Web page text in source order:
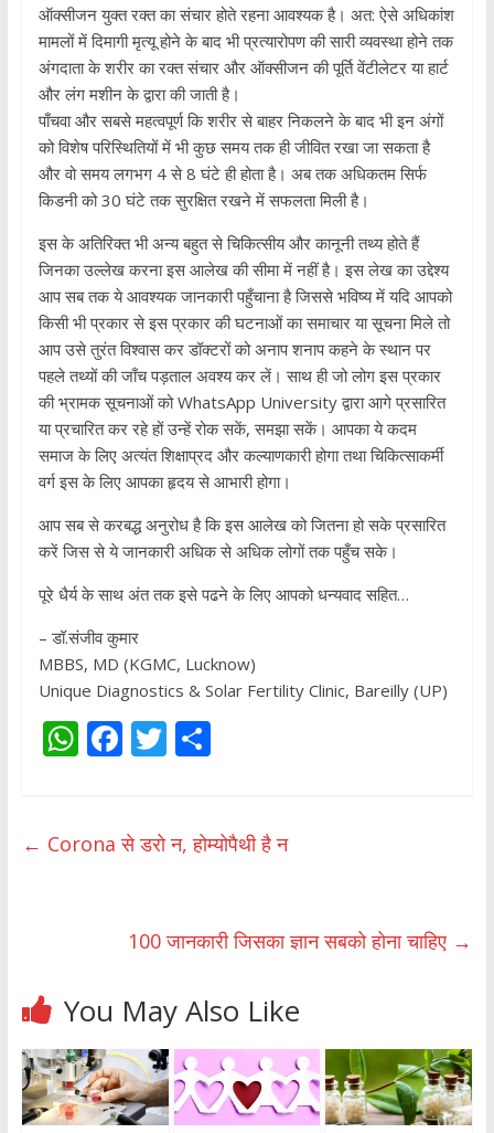
ऑक्सीजन युक्त रक्त का संचार होते रहना आवश्यक है। अत: ऐसे अधिकांश
मामलों में दिमागी मृत्यू होने के बाद भी प्रत्यारोपण की सारी व्यवस्था होने तक
अंगदाता के शरीर का रक्त संचार और ऑक्सीजन की पूर्ति वेंटीलेटर या हार्ट
और लंग मशीन के द्वारा की जाती है।
पाँचवा और सबसे महत्वपूर्ण कि शरीर से बाहर निकलने के बाद भी इन अंगों
को विशेष परिस्थितियों में भी कुछ समय तक ही जीवित रखा जा सकता है
और वो समय लगभग 4 से 8 घंटे ही होता है। अब तक अधिकतम सिर्फ
किडनी को 30 घंटे तक सुरक्षित रखने में सफलता मिली है।
इस के अतिरिक्त भी अन्य बहुत से चिकित्सीय और कानूनी तथ्य होते हैं
जिनका उल्लेख करना इस आलेख की सीमा में नहीं है। इस लेख का उद्देश्य
आप सब तक ये आवश्यक जानकारी पहुँचाना है जिससे भविष्य में यदि आपको
किसी भी प्रकार से इस प्रकार की घटनाओं का समाचार या सूचना मिले तो
आप उसे तुरंत विश्वास कर डॉक्टरों को अनाप शनाप कहने के स्थान पर
पहले तथ्यों की जाँच पड़ताल अवश्य कर लें। साथ ही जो लोग इस प्रकार
की भ्रामक सूचनाओं को WhatsApp University द्वारा आगे प्रसारित
या प्रचारित कर रहे हों उन्हें रोक सकें, समझा सकें। आपका ये कदम
समाज के लिए अत्यंत शिक्षाप्रद और कल्याणकारी होगा तथा चिकित्साकर्मी
वर्ग इस के लिए आपका हृदय से आभारी होगा।
आप सब से करबद्ध अनुरोध है कि इस आलेख को जितना हो सके प्रसारित
करें जिस से ये जानकारी अधिक से अधिक लोगों तक पहुँच सके।
पूरे धैर्य के साथ अंत तक इसे पढने के लिए आपको धन्यवाद सहित…
– डॉ.संजीव कुमार
MBBS, MD (KGMC, Lucknow)
Unique Diagnostics & Solar Fertility Clinic, Bareilly (UP)
W
s
F
b
k
T
er
S
e
← Corona से डरो न, होम्योपैथी है न
100 जानकारी जिसका ज्ञान सबको होना चाहिए →
You May Also Like